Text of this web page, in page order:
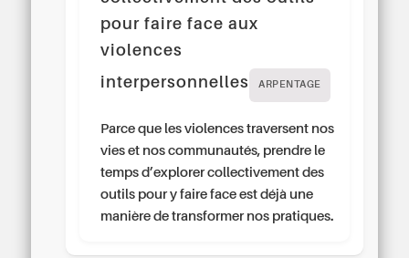
pour faire face aux
violences
interpersonnelles
ARPENTAGE
Parce que les violences traversent nos
vies et nos communautés, prendre le
temps d’explorer collectivement des
outils pour y faire face est déjà une
manière de transformer nos pratiques.